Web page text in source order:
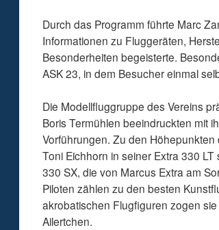
Durch das Programm führte Marc
Informationen zu Fluggeräten,
Besonderheiten begeisterte.
ASK 23, in dem Besucher einmal
Die Modellfluggruppe des Vereins
Boris Termühlen beeindruckten mit
Vorführungen. Zu den
Toni Eichhorn in seiner Extra 330
330 SX, die von Marcus Extra am
Piloten zählen zu den besten
akrobatischen Flugfiguren zogen
Ailertchen.